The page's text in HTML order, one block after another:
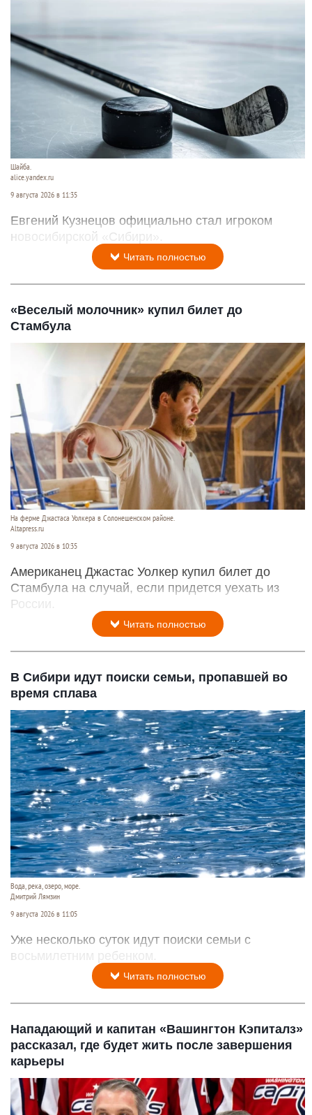
Шайба.
alice.yandex.ru
9 августа 2026 в 11:35
Евгений Кузнецов официально стал игроком
новосибирской «Сибири».
Читать полностью
«Веселый молочник» купил билет до
Стамбула
На ферме Джастаса Уолкера в Солонешенском районе.
Altapress.ru
9 августа 2026 в 10:35
Американец Джастас Уолкер купил билет до
Стамбула на случай, если придется уехать из
России.
Читать полностью
В Сибири идут поиски семьи, пропавшей во
время сплава
Вода, река, озеро, море.
Дмитрий Лямзин
9 августа 2026 в 11:05
Уже несколько суток идут поиски семьи с
восьмилетним ребенком.
Читать полностью
Нападающий и капитан «Вашингтон Кэпиталз»
рассказал, где будет жить после завершения
карьеры